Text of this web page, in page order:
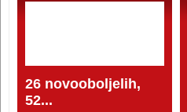
26 novooboljelih,
52...